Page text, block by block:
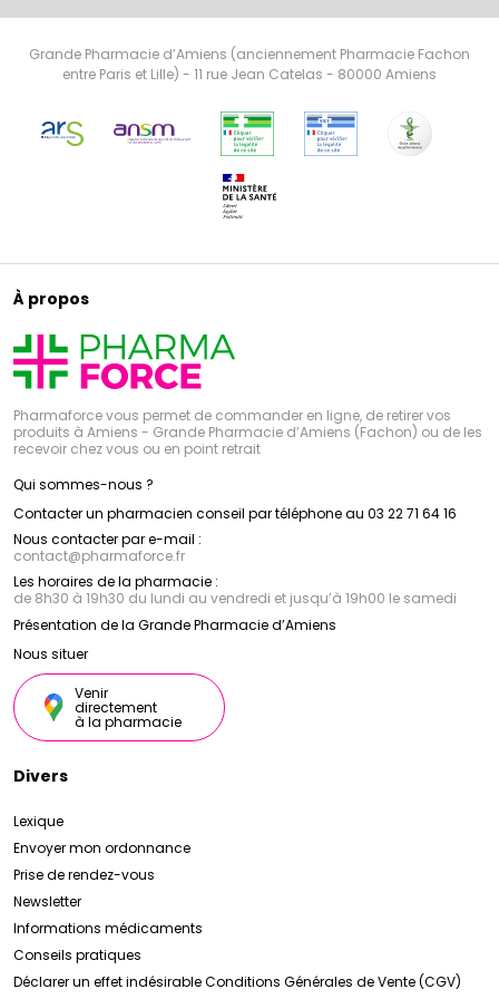
Grande Pharmacie d’Amiens (anciennement Pharmacie Fachon
entre Paris et Lille) - 11 rue Jean Catelas - 80000 Amiens
À propos
Pharmaforce vous permet de commander en ligne, de retirer vos
produits à Amiens - Grande Pharmacie d’Amiens (Fachon) ou de les
recevoir chez vous ou en point retrait
Qui sommes-nous ?
Contacter un pharmacien conseil par téléphone au 03 22 71 64 16
Nous contacter par e-mail :
contact@pharmaforce.fr
Les horaires de la pharmacie :
de 8h30 à 19h30 du lundi au vendredi et jusqu’à 19h00 le samedi
Présentation de la Grande Pharmacie d’Amiens
Nous situer
Venir
directement
à la pharmacie
Divers
Lexique
Envoyer mon ordonnance
Prise de rendez-vous
Newsletter
Informations médicaments
Conseils pratiques
Déclarer un effet indésirableConditions Générales de Vente (CGV)